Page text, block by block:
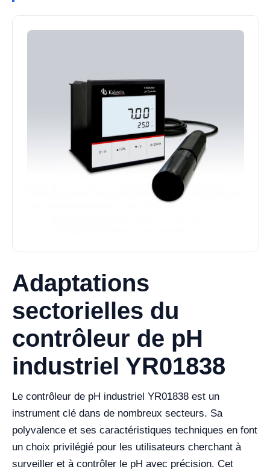
Adaptations
sectorielles du
contrôleur de pH
industriel YR01838
Le contrôleur de pH industriel YR01838 est un
instrument clé dans de nombreux secteurs. Sa
polyvalence et ses caractéristiques techniques en font
un choix privilégié pour les utilisateurs cherchant à
surveiller et à contrôler le pH avec précision. Cet